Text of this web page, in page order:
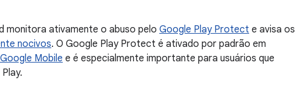
monitora ativamente o abuso pelo Google Play Protect e avisa os
nocivos. O Google Play Protect é ativado por padrão em
Mobile e é especialmente importante para usuários que